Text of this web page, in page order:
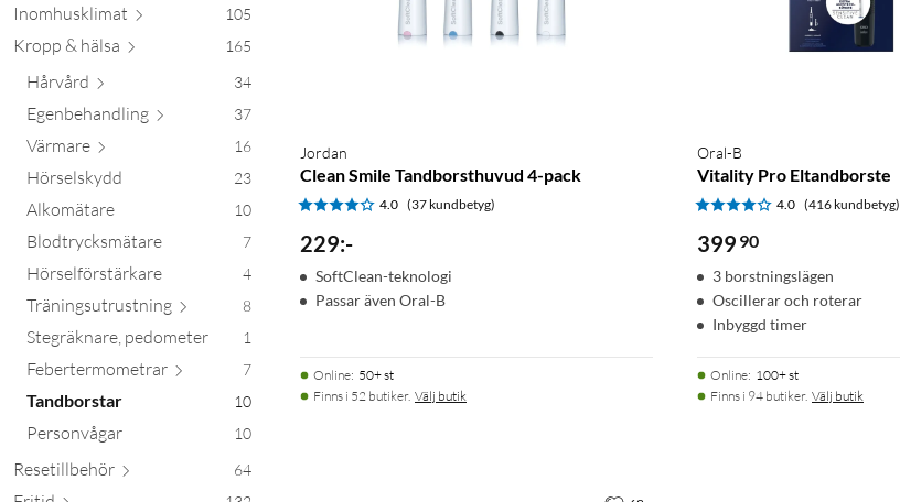
Inomhusklimat 105
Kropp & hälsa 165
Hårvård 34
Egenbehandling 37
Värmare 16
Hörselskydd 23
Alkomätare 10
Blodtrycksmätare 7
Hörselförstärkare 4
Träningsutrustning 8
Stegräknare, pedometer 1
Febertermometrar 7
Tandborstar 10
Personvågar 10
Resetillbehör 64
Jordan
Clean Smile Tandborsthuvud 4-pack
4.0 (37 kundbetyg)
229:-
SoftClean-teknologi
Passar även Oral-B
Online: 50+ st
Finns i 52 butiker. Välj butik
Oral-B
Vitality Pro Eltandborste
4.0 (416 kundbetyg)
399 90
3 borstningslägen
Oscillerar och roterar
Inbyggd timer
Online: 100+ st
Finns i 94 butiker. Välj butik